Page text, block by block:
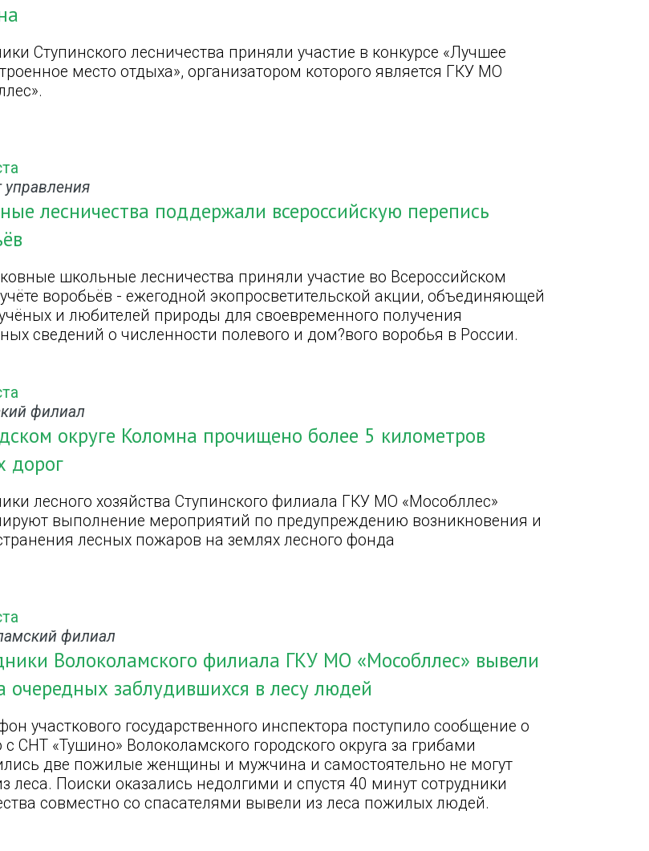
Ступинского лесничества приняли участие в конкурсе «Лучшее
место отдыха», организатором которого является ГКУ МО
управления
лесничества поддержали всероссийскую перепись
школьные лесничества приняли участие во Всероссийском
воробьёв - ежегодной экопросветительской акции, объединяющей
и любителей природы для своевременного получения
сведений о численности полевого и дом?вого воробья в России.
филиал
округе Коломна прочищено более 5 километров
дорог
лесного хозяйства Ступинского филиала ГКУ МО «Мособллес»
выполнение мероприятий по предупреждению возникновения и
лесных пожаров на землях лесного фонда
филиал
Волоколамского филиала ГКУ МО «Мособллес» вывели
очередных заблудившихся в лесу людей
участкового государственного инспектора поступило сообщение о
с СНТ «Тушино» Волоколамского городского округа за грибами
две пожилые женщины и мужчина и самостоятельно не могут
леса. Поиски оказались недолгими и спустя 40 минут сотрудники
совместно со спасателями вывели из леса пожилых людей.